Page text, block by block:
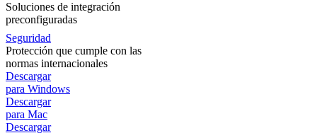
Soluciones de integración
preconfiguradas
Seguridad
Protección que cumple con las
normas internacionales
Descargar
para Windows
Descargar
para Mac
Descargar